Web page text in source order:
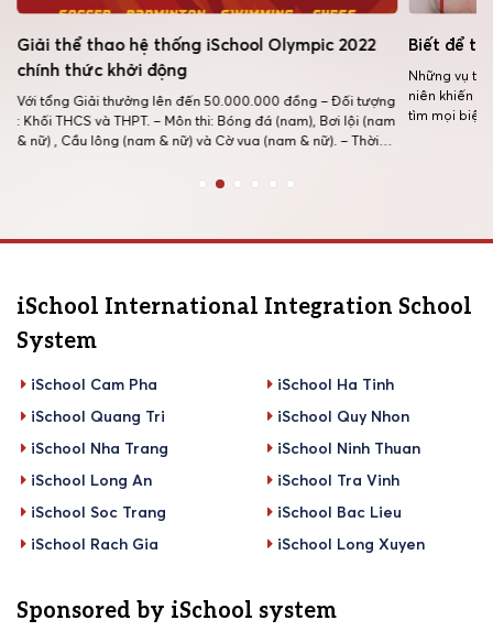
Giải thể thao hệ thống iSchool Olympic 2022
chính thức khởi động
Với tổng Giải thưởng lên đến 50.000.000 đồng – Đối tượng
: Khối THCS và THPT. – Môn thi: Bóng đá (nam), Bơi lội (nam
& nữ) , Cầu lông (nam & nữ) và Cờ vua (nam & nữ). – Thời
Biết để
Những vụ
niên khiến
tìm mọi biện
iSchool International Integration School
System
iSchool Cam Pha
iSchool Ha Tinh
iSchool Quang Tri
iSchool Quy Nhon
iSchool Nha Trang
iSchool Ninh Thuan
iSchool Long An
iSchool Tra Vinh
iSchool Soc Trang
iSchool Bac Lieu
iSchool Rach Gia
iSchool Long Xuyen
Sponsored by iSchool system